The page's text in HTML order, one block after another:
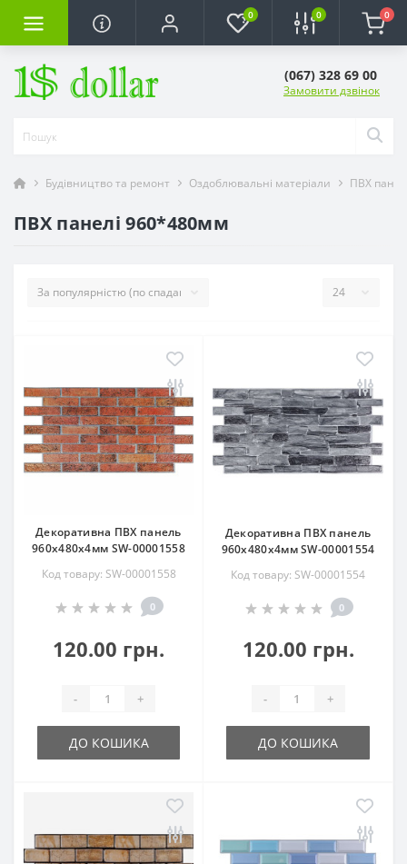
0 0 0
(067) 328 69 00
Замовити дзвінок
Будівництво та ремонт Оздоблювальні матеріали ПВХ
ПВХ панелі 960*480мм
Декоративна ПВХ панель
960х480х4мм SW-00001558
Код товару: SW-00001558
0
120.00 грн.
- +
ДО КОШИКА
Декоративна ПВХ панель
960х480х4мм SW-00001554
Код товару: SW-00001554
0
120.00 грн.
- +
ДО КОШИКА